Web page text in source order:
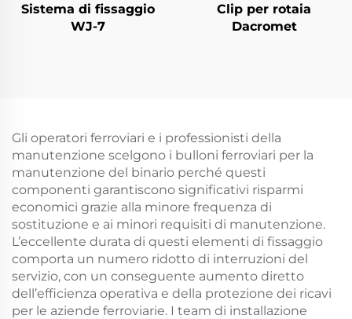
Sistema di fissaggio
WJ-7
Clip per rotaia
Dacromet
Gli operatori ferroviari e i professionisti della
manutenzione scelgono i bulloni ferroviari per la
manutenzione del binario perché questi
componenti garantiscono significativi risparmi
economici grazie alla minore frequenza di
sostituzione e ai minori requisiti di manutenzione.
L’eccellente durata di questi elementi di fissaggio
comporta un numero ridotto di interruzioni del
servizio, con un conseguente aumento diretto
dell’efficienza operativa e della protezione dei ricavi
per le aziende ferroviarie. I team di installazione